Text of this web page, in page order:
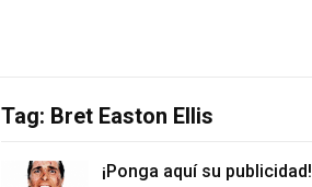
Tag: Bret Easton Ellis
¡Ponga aquí su publicidad!